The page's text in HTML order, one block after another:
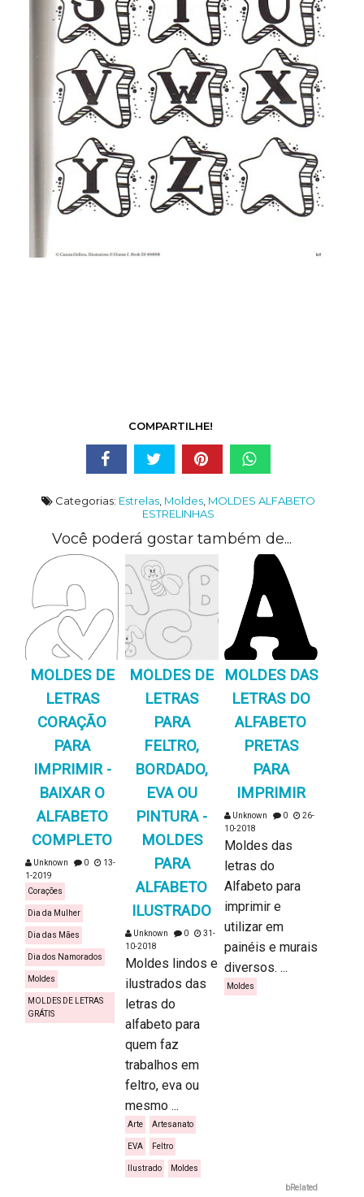
COMPARTILHE!
Categorias: Estrelas, Moldes, MOLDES ALFABETO
ESTRELINHAS
Você poderá gostar também de...
MOLDES DE
LETRAS
CORAÇÃO
PARA
IMPRIMIR -
BAIXAR O
ALFABETO
COMPLETO
Unknown 0
13-
1-2019
Corações
Dia da Mulher
Dia das Mães
Dia dos Namorados
Moldes
MOLDES DE LETRAS
GRÁTIS
MOLDES DE
LETRAS
PARA
FELTRO,
BORDADO,
EVA OU
PINTURA -
MOLDES
PARA
ALFABETO
ILUSTRADO
Unknown 0
31-
10-2018
Moldes lindos e
ilustrados das
letras do
alfabeto para
quem faz
trabalhos em
feltro, eva ou
mesmo ...
Arte Artesanato
EVA Feltro
Ilustrado Moldes
MOLDES DAS
LETRAS DO
ALFABETO
PRETAS
PARA
IMPRIMIR
Unknown 0
26-
10-2018
Moldes das
letras do
Alfabeto para
imprimir e
utilizar em
painéis e murais
diversos. ...
Moldes
bRelated